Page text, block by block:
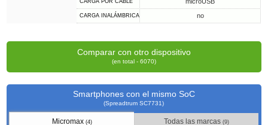
CARGA POR CABLE
CARGA INALÁMBRICA no
Comparar con otro dispositivo
(en total - 6070)
Smartphones con el mismo SoC
(Spreadtrum SC7731)
Micromax (4) Todas las marcas(9)